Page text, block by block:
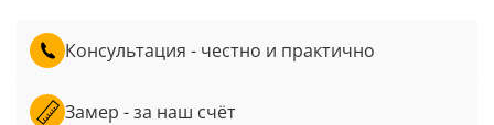
Консультация - честно и практично
Замер - за наш счёт